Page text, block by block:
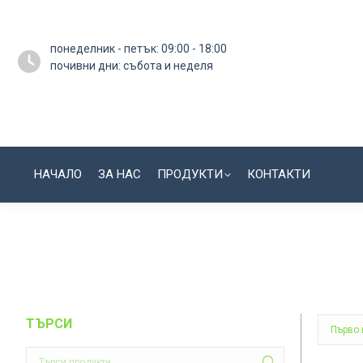
понеделник - петък: 09:00 - 18:00
почивни дни: събота и неделя
НАЧАЛО ЗА НАС ПРОДУКТИ КОНТАКТИ
ТЪРСИ